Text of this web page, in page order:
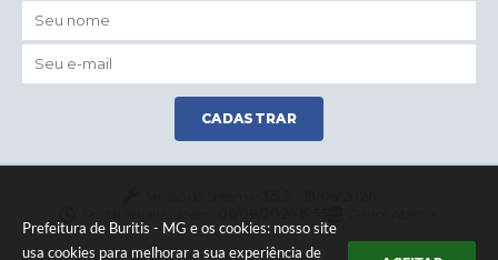
Prefeitura de Buritis - MG e os cookies: nosso site
usa cookies para melhorar a sua experiência de
CADASTRAR